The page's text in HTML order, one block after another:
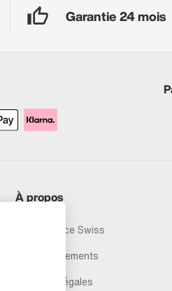
Garantie 24 mois
À propos
Recommerce Swiss
Nos engagements
Mentions légales